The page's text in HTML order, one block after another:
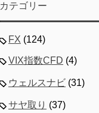
カテゴリー
FX (124)
VIX指数CFD (4)
ウェルスナビ (31)
サヤ取り (37)